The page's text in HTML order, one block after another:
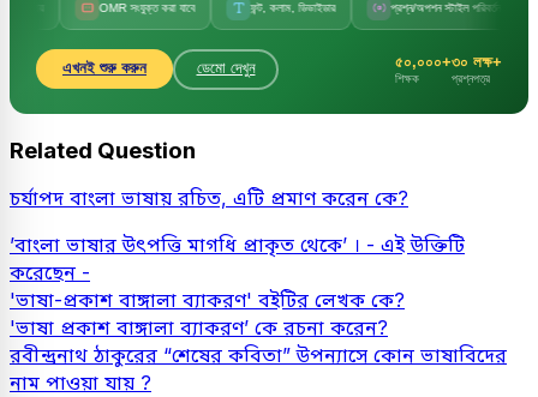
OMR সংযুক্ত করা যাবে ফন্ট, কলাম, ডিভাইডার প্রশ্ন/অপশন স্টাইল পরিবর্তন
এখনই শুরু করুন ডেমো দেখুন ৫০,০০০+
শিক্ষক
৩০ লক্ষ+
প্রশ্নপত্র
Related Question
চর্যাপদ বাংলা ভাষায় রচিত, এটি প্রমাণ করেন কে?
’বাংলা ভাষার উৎপত্তি মাগধি প্রাকৃত থেকে’ । - এই উক্তিটি
করেছেন -
'ভাষা-প্রকাশ বাঙ্গালা ব্যাকরণ' বইটির লেখক কে?
'ভাষা প্রকাশ বাঙ্গালা ব্যাকরণ’ কে রচনা করেন?
রবীন্দ্রনাথ ঠাকুরের “শেষের কবিতা” উপন্যাসে কোন ভাষাবিদের
নাম পাওয়া যায় ?